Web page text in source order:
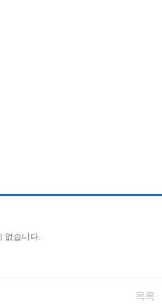
없습니다.
목록